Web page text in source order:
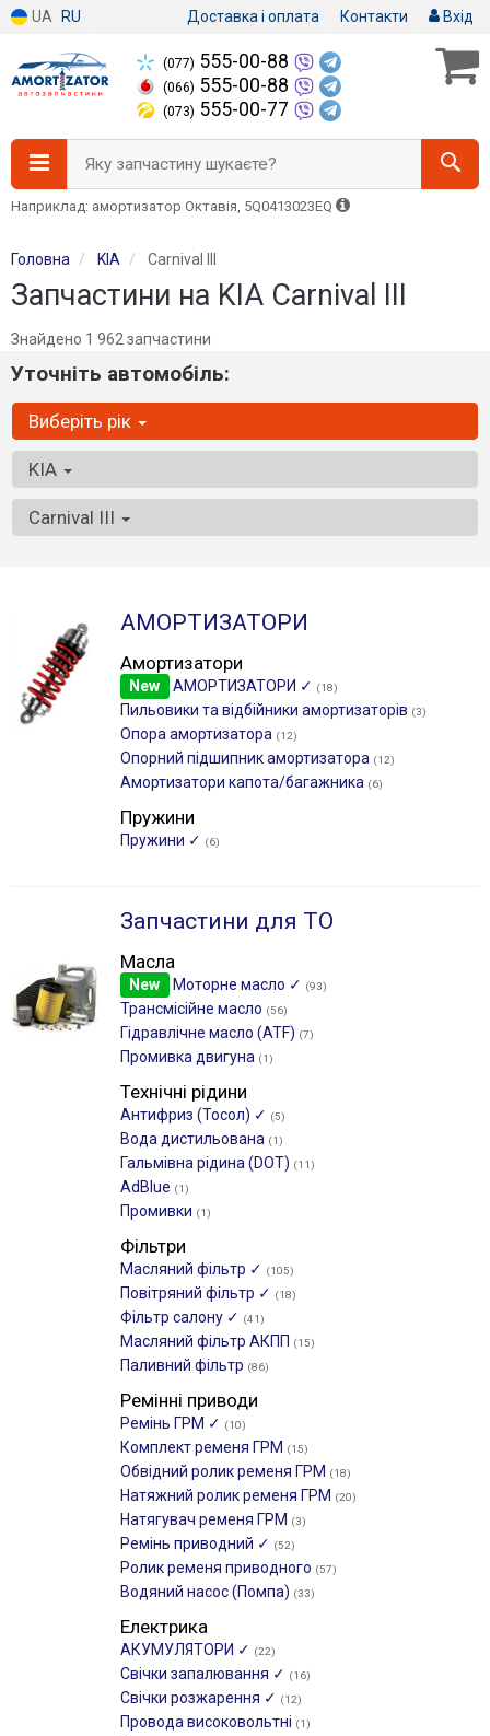
UA RU Доставка і оплата Контакти Вхід
(077) 555-00-88
(066) 555-00-88
(073) 555-00-77
Яку запчастину шукаєте?
Наприклад: амортизатор Октавія, 5Q0413023EQ
Головна KIA Carnival III
Запчастини на KIA Carnival III
Знайдено 1 962 запчастини
Уточніть автомобіль:
Виберіть рік
KIA
Carnival III
АМОРТИЗАТОРИ
Амортизатори
New АМОРТИЗАТОРИ ✓ (18)
Пильовики та відбійники амортизаторів (3)
Опора амортизатора (12)
Опорний підшипник амортизатора (12)
Амортизатори капота/багажника (6)
Пружини
Пружини ✓ (6)
Запчастини для ТО
Масла
New Моторне масло ✓ (93)
Трансмісійне масло (56)
Гідравлічне масло (ATF) (7)
Промивка двигуна (1)
Технічні рідини
Антифриз (Тосол) ✓ (5)
Вода дистильована (1)
Гальмівна рідина (DOT) (11)
AdBlue (1)
Промивки (1)
Фільтри
Масляний фільтр ✓ (105)
Повітряний фільтр ✓ (18)
Фільтр салону ✓ (41)
Масляний фільтр АКПП (15)
Паливний фільтр (86)
Ремінні приводи
Ремінь ГРМ ✓ (10)
Комплект ременя ГРМ (15)
Обвідний ролик ременя ГРМ (18)
Натяжний ролик ременя ГРМ (20)
Натягувач ременя ГРМ (3)
Ремінь приводний ✓ (52)
Ролик ременя приводного (57)
Водяний насос (Помпа) (33)
Електрика
АКУМУЛЯТОРИ ✓ (22)
Свічки запалювання ✓ (16)
Свічки розжарення ✓ (12)
Провода високовольтні (1)